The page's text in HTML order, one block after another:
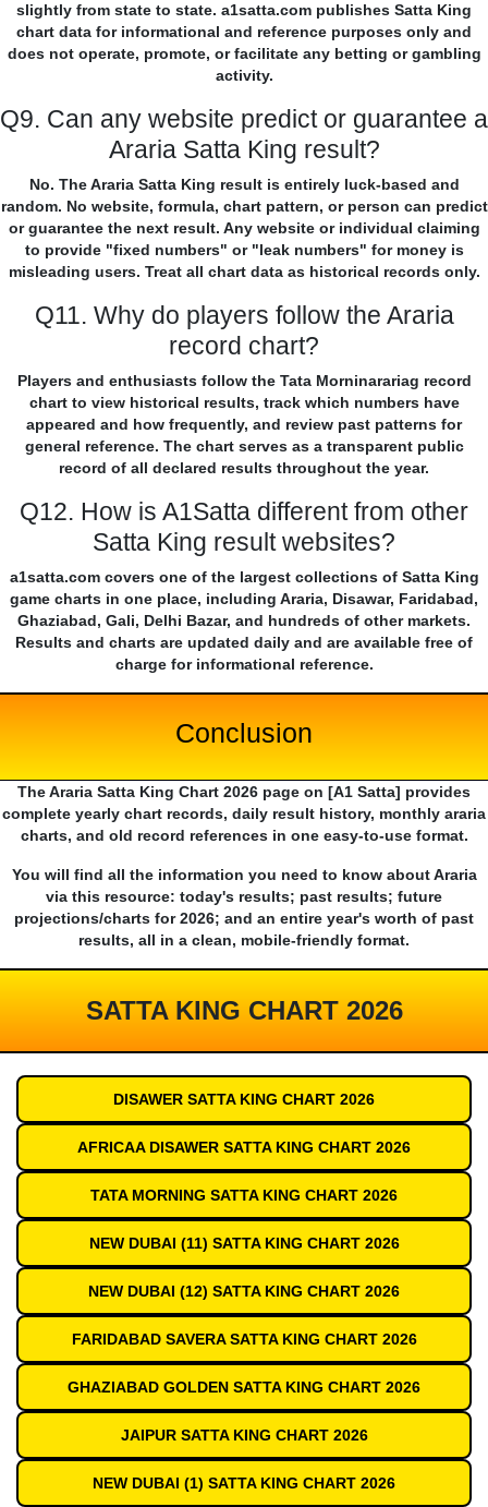
slightly from state to state. a1satta.com publishes Satta King
chart data for informational and reference purposes only and
does not operate, promote, or facilitate any betting or gambling
activity.
Q9. Can any website predict or guarantee a
Araria Satta King result?
No. The Araria Satta King result is entirely luck-based and
random. No website, formula, chart pattern, or person can predict
or guarantee the next result. Any website or individual claiming
to provide "fixed numbers" or "leak numbers" for money is
misleading users. Treat all chart data as historical records only.
Q11. Why do players follow the Araria
record chart?
Players and enthusiasts follow the Tata Morninarariag record
chart to view historical results, track which numbers have
appeared and how frequently, and review past patterns for
general reference. The chart serves as a transparent public
record of all declared results throughout the year.
Q12. How is A1Satta different from other
Satta King result websites?
a1satta.com covers one of the largest collections of Satta King
game charts in one place, including Araria, Disawar, Faridabad,
Ghaziabad, Gali, Delhi Bazar, and hundreds of other markets.
Results and charts are updated daily and are available free of
charge for informational reference.
Conclusion
The Araria Satta King Chart 2026 page on [A1 Satta] provides
complete yearly chart records, daily result history, monthly araria
charts, and old record references in one easy-to-use format.
You will find all the information you need to know about Araria
via this resource: today's results; past results; future
projections/charts for 2026; and an entire year's worth of past
results, all in a clean, mobile-friendly format.
SATTA KING CHART 2026
DISAWER SATTA KING CHART 2026
AFRICAA DISAWER SATTA KING CHART 2026
TATA MORNING SATTA KING CHART 2026
NEW DUBAI (11) SATTA KING CHART 2026
NEW DUBAI (12) SATTA KING CHART 2026
FARIDABAD SAVERA SATTA KING CHART 2026
GHAZIABAD GOLDEN SATTA KING CHART 2026
JAIPUR SATTA KING CHART 2026
NEW DUBAI (1) SATTA KING CHART 2026